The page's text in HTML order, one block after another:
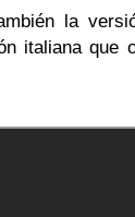
la
italiana que